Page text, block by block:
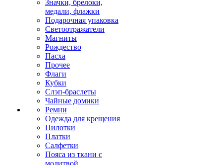
Значки, брелоки,
медали, флажки
Подарочная упаковка
Светоотражатели
Магниты
Рождество
Пасха
Прочее
Флаги
Кубки
Слэп-браслеты
Чайные домики
Ремни
Одежда для крещения
Пилотки
Платки
Салфетки
Пояса из ткани с
молитвой